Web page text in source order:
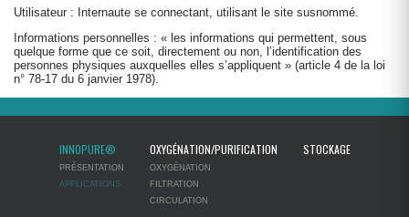
Utilisateur : Internaute se connectant, utilisant le site susnommé.
Informations personnelles : « les informations qui permettent, sous
quelque forme que ce soit, directement ou non, l’identification des
personnes physiques auxquelles elles s’appliquent » (article 4 de la loi
n° 78-17 du 6 janvier 1978).
INNOPURE®
PRÉSENTATION
APPLICATIONS
OXYGÉNATION/PURIFICATION
OXYGÉNATION
FILTRATION
CIRCULATION
STOCKAGE